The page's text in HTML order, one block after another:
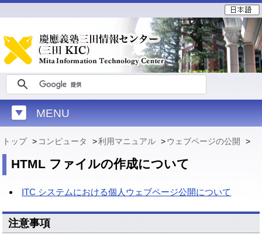
MENU
トップ > コンピュータ >利用マニュアル >ウェブページの公開 >
HTML ファイルの作成について
ITC システムにおける個人ウェブページ公開について
注意事項